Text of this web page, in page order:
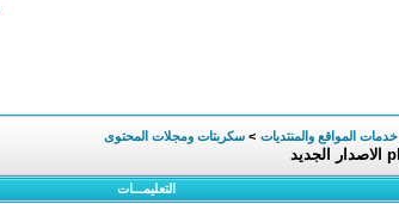
خدمات المواقع والمنتديات > سكربتات ومجلات المحتوى
التعليمـــات